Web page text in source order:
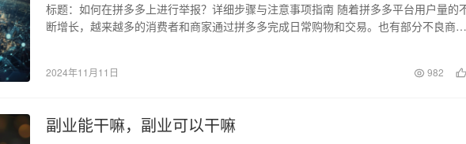
标题：如何在拼多多上进行举报？详细步骤与注意事项指南 随着拼多多平台用户量的
断增长，越来越多的消费者和商家通过拼多多完成日常购物和交易。也有部分不良商家
2024年11月11日 982
副业能干嘛，副业可以干嘛